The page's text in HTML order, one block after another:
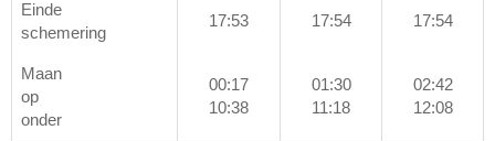
Einde
schemering
17:53 17:54 17:54
Maan
op
onder
00:17
10:38
01:30
11:18
02:42
12:08